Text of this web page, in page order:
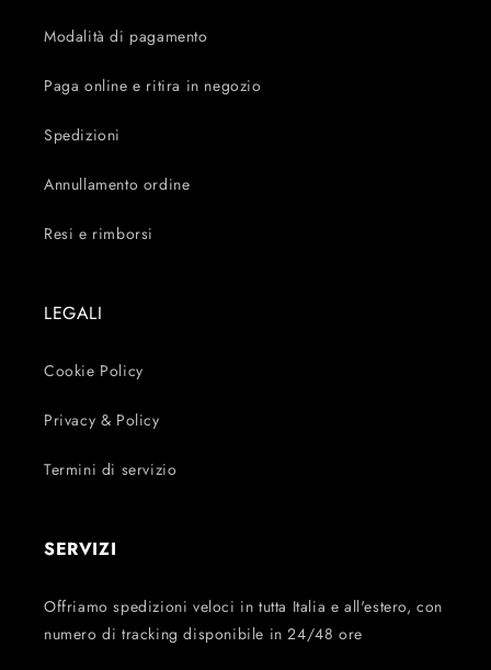
Modalità di pagamento
Paga online e ritira in negozio
Spedizioni
Annullamento ordine
Resi e rimborsi
LEGALI
Cookie Policy
Privacy & Policy
Termini di servizio
SERVIZI
Offriamo spedizioni veloci in tutta Italia e all'estero, con
numero di tracking disponibile in 24/48 ore